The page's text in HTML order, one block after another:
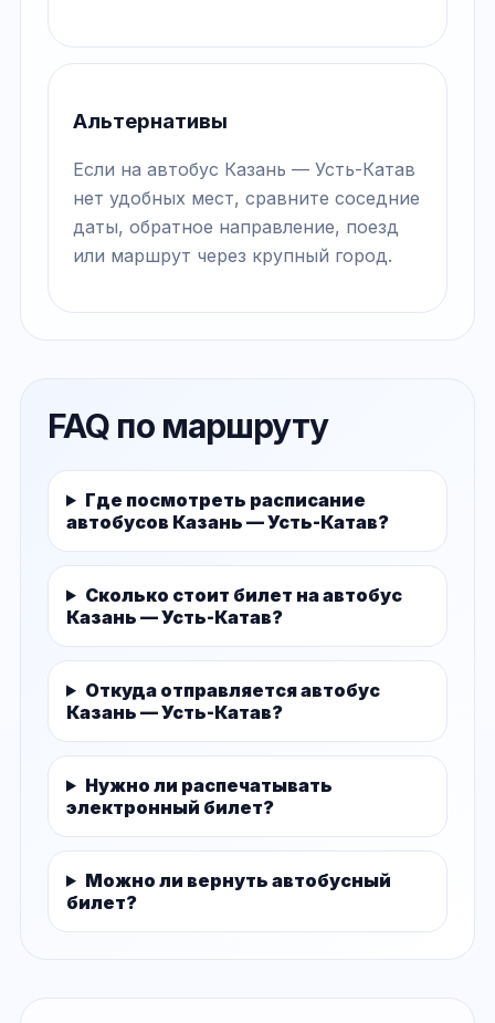
Альтернативы
Если на автобус Казань — Усть-Катав
нет удобных мест, сравните соседние
даты, обратное направление, поезд
или маршрут через крупный город.
FAQ по маршруту
Где посмотреть расписание
автобусов Казань — Усть-Катав?
Сколько стоит билет на автобус
Казань — Усть-Катав?
Откуда отправляется автобус
Казань — Усть-Катав?
Нужно ли распечатывать
электронный билет?
Можно ли вернуть автобусный
билет?